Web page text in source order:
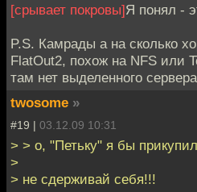
[срывает покровы]Я понял -
P.S. Камрады а на сколько
FlatOut2, похож на NFS или
там нет выделенного
twosome »
#19 | 03.12.09 10:31
> > о, "Петьку" я бы
>
> не сдерживай себя!!!